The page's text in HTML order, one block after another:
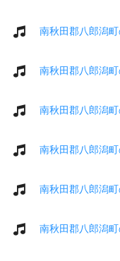
南秋田郡八郎潟町
南秋田郡八郎潟町
南秋田郡八郎潟町
南秋田郡八郎潟町
南秋田郡八郎潟町
南秋田郡八郎潟